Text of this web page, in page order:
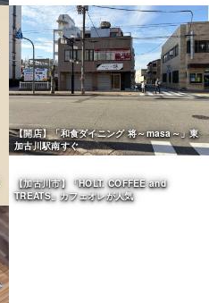
【開店】「和食ダイニング 将～masa～」東
加古川駅南すぐ